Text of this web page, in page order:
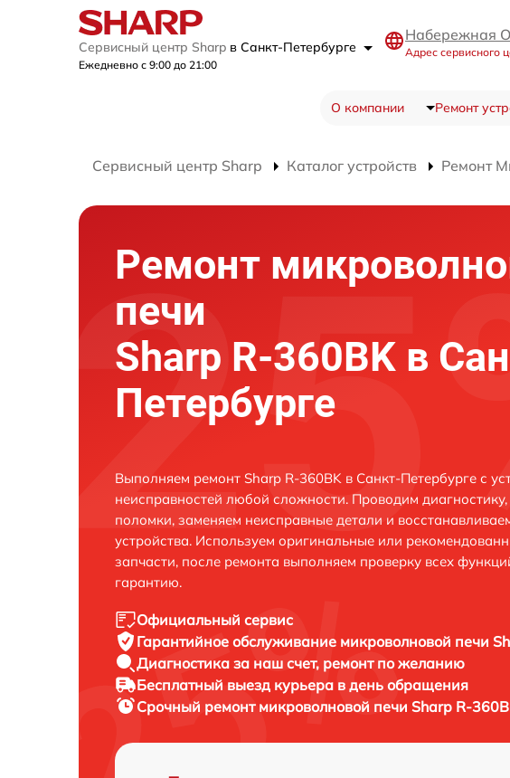
Сервисный центр Sharp в Санкт-Петербурге
Ежедневно с 9:00 до 21:00
Набережная
Адрес сервисного
О компании Ремонт
Сервисный центр Sharp Каталог устройств Ремонт
Ремонт
печи
Sharp R-360BK в
Петербурге
Выполняем ремонт Sharp R-360BK в Санкт-Петербурге с
неисправностей любой сложности. Проводим
поломки, заменяем неисправные детали и
устройства. Используем оригинальные или
запчасти, после ремонта выполняем проверку всех
гарантию.
Официальный сервис
Гарантийное обслуживание микроволновой печи
Диагностика за наш счет, ремонт по желанию
Бесплатный выезд курьера в день обращения
Срочный ремонт микроволновой печи Sharp R-